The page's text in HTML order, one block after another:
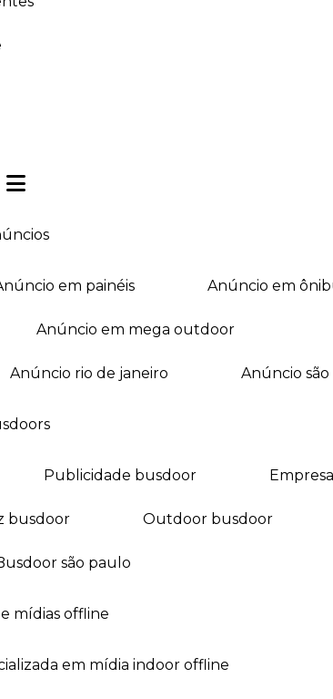
anúncio em painéis anúncio em
anúncio em mega outdoor
anúncio rio de janeiro anúncio
publicidade busdoor
busdoor outdoor busdoor
busdoor são paulo
mídias offline
em mídia indoor offline